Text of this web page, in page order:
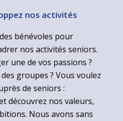
nos activités
bénévoles pour
nos activités seniors.
une de vos passions ?
groupes ? Vous voulez
de seniors :
découvrez nos valeurs,
Nous avons sans